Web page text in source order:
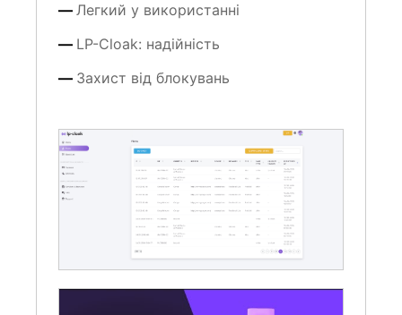
Легкий у використанні
LP-Cloak: надійність
Захист від блокувань